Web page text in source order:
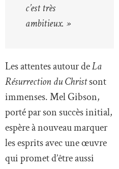
c’est très
ambitieux. »
Les attentes autour deLa
Résurrection du Christsont
immenses. Mel Gibson,
porté par son succès initial,
espère à nouveau marquer
les esprits avec une œuvre
qui promet d’être aussi